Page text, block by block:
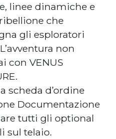
linee dinamiche e
che
gli esploratori
non
con VENUS
scheda d’ordine
Documentazione
tutti gli optional
sul telaio.